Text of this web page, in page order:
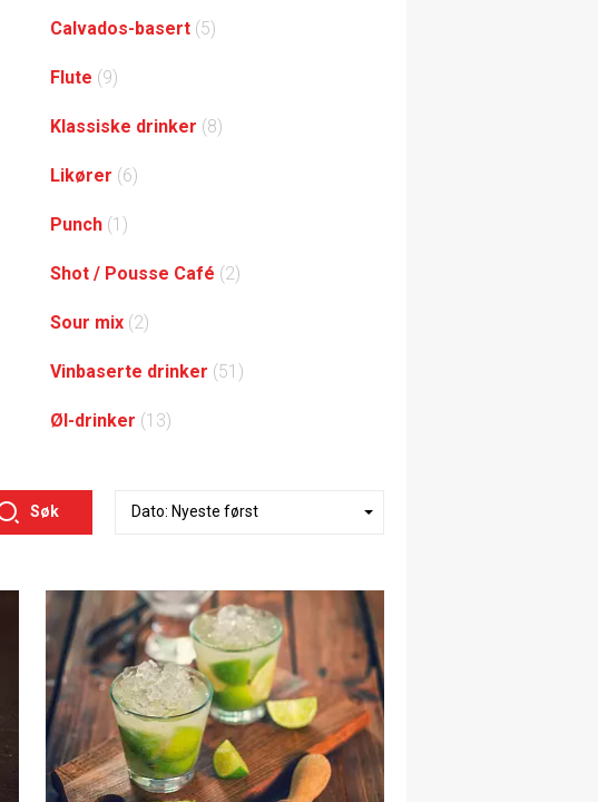
Calvados-basert (5)
Flute (9)
Klassiske drinker (8)
Likører (6)
Punch (1)
Shot / Pousse Café (2)
Sour mix (2)
Vinbaserte drinker (51)
Øl-drinker (13)
Søk